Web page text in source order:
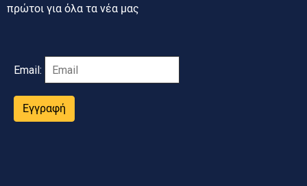
πρώτοι για όλα τα νέα μας
Email:
Εγγραφή